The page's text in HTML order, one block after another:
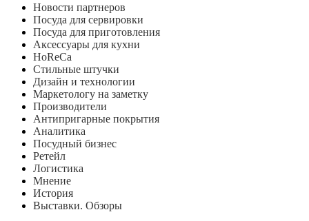
Новости партнеров
Посуда для сервировки
Посуда для приготовления
Аксессуары для кухни
HoReCa
Стильные штучки
Дизайн и технологии
Маркетологу на заметку
Производители
Антипригарные покрытия
Аналитика
Посудный бизнес
Ретейл
Логистика
Мнение
История
Выставки. Обзоры